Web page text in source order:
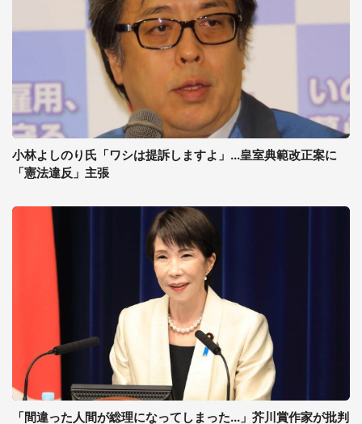
小林よしのり氏「ワシは提訴しますよ」...皇室典範改正案に
「憲法違反」主張
「間違った人間が総理になってしまった...」芥川賞作家が批判